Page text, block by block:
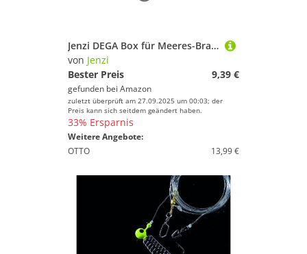
Jenzi DEGA Box für Meeres-Brandungsvorfächer 24x9x4cm
von Jenzi
Bester Preis
9,39 €
gefunden bei Amazon
zuletzt überprüft am 27.09.2025 um 00:03; der
Preis kann sich seitdem geändert haben.
33% Ersparnis
Weitere Angebote:
OTTO
13,99 €